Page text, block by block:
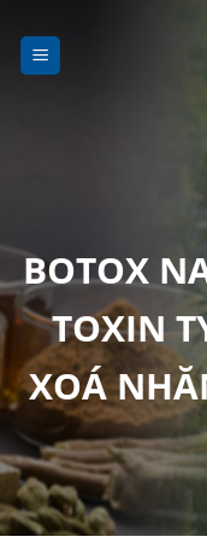
đến
nội
BOTOX
TOXIN
XOÁ